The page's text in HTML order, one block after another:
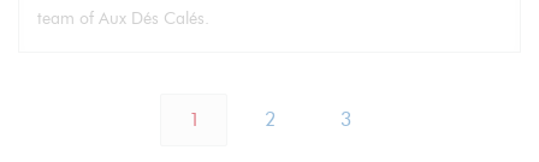
team of Aux Dés Calés.
1 2 3